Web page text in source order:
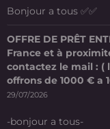
Bonjour a tous ✅✅
OFFRE DE PRÊT
France et à
contactez le mail : (
offrons de 1000 € a
29/07/2026
-bonjour a tous-